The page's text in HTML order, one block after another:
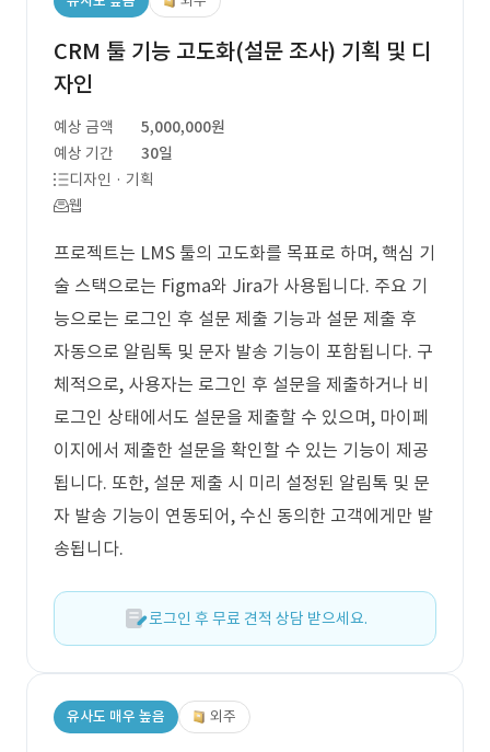
CRM 툴 기능 고도화(설문 조사) 기획 및 디
자인
예상 금액
5,000,000원
예상 기간
30일
디자인 · 기획
웹
프로젝트는 LMS 툴의 고도화를 목표로 하며, 핵심 기
술 스택으로는 Figma와 Jira가 사용됩니다. 주요 기
능으로는 로그인 후 설문 제출 기능과 설문 제출 후
자동으로 알림톡 및 문자 발송 기능이 포함됩니다. 구
체적으로, 사용자는 로그인 후 설문을 제출하거나 비
로그인 상태에서도 설문을 제출할 수 있으며, 마이페
이지에서 제출한 설문을 확인할 수 있는 기능이 제공
됩니다. 또한, 설문 제출 시 미리 설정된 알림톡 및 문
자 발송 기능이 연동되어, 수신 동의한 고객에게만 발
송됩니다.
로그인 후 무료 견적 상담 받으세요.
유사도 매우 높음 외주